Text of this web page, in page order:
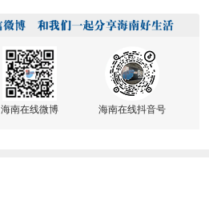
海南在线微博 海南在线抖音号